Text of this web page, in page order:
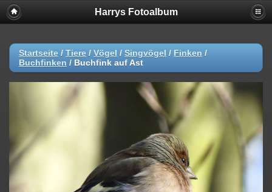
Harrys Fotoalbum
Startseite / Tiere / Vögel / Singvögel / Finken /
Buchfinken / Buchfink auf Ast